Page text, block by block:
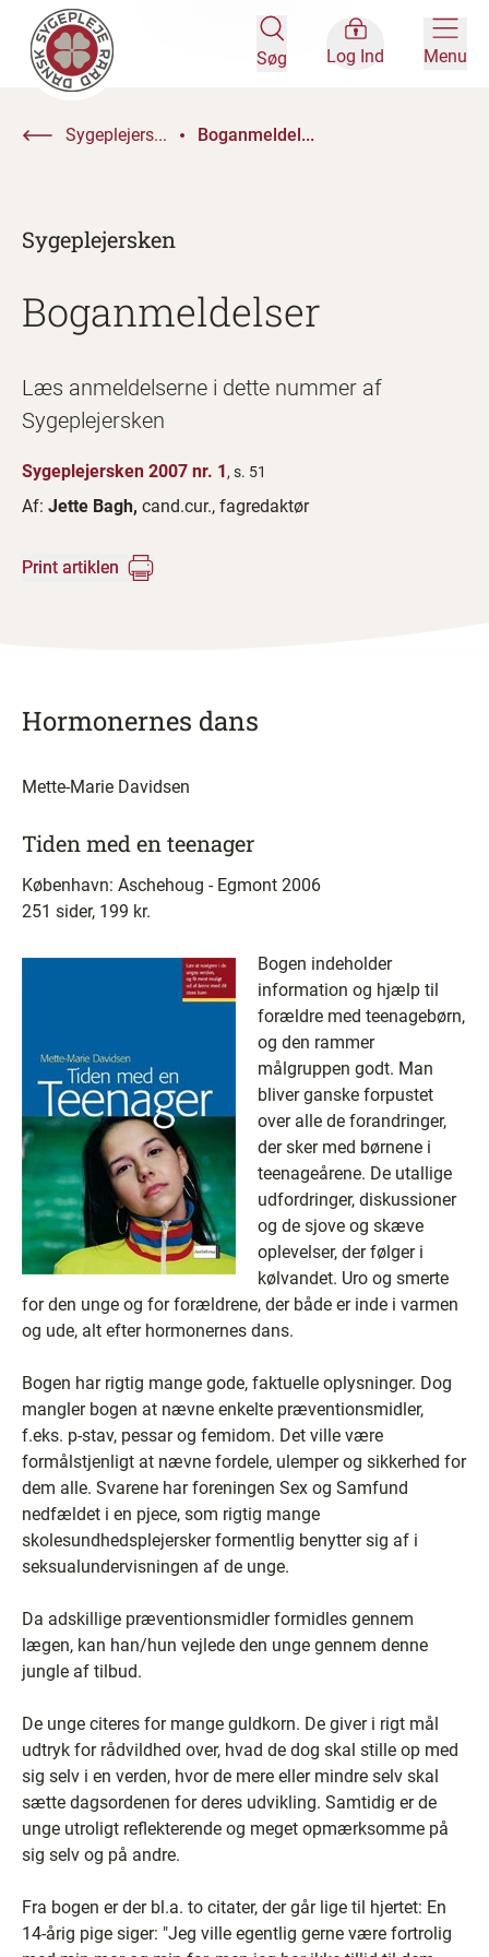
Søg Log Ind Menu
Sygeplejers... Boganmeldel...
Sygeplejersken
Boganmeldelser
Læs anmeldelserne i dette nummer af
Sygeplejersken
Sygeplejersken 2007 nr. 1, s. 51
Af: Jette Bagh, cand.cur., fagredaktør
Print artiklen
Hormonernes dans
Mette-Marie Davidsen
Tiden med en teenager
København: Aschehoug - Egmont 2006
251 sider, 199 kr.
Bogen indeholder
information og hjælp til
forældre med teenagebørn,
og den rammer
målgruppen godt. Man
bliver ganske forpustet
over alle de forandringer,
der sker med børnene i
teenageårene. De utallige
udfordringer, diskussioner
og de sjove og skæve
oplevelser, der følger i
kølvandet. Uro og smerte
for den unge og for forældrene, der både er inde i varmen
og ude, alt efter hormonernes dans.
Bogen har rigtig mange gode, faktuelle oplysninger. Dog
mangler bogen at nævne enkelte præventionsmidler,
f.eks. p-stav, pessar og femidom. Det ville være
formålstjenligt at nævne fordele, ulemper og sikkerhed for
dem alle. Svarene har foreningen Sex og Samfund
nedfældet i en pjece, som rigtig mange
skolesundhedsplejersker formentlig benytter sig af i
seksualundervisningen af de unge.
Da adskillige præventionsmidler formidles gennem
lægen, kan han/hun vejlede den unge gennem denne
jungle af tilbud.
De unge citeres for mange guldkorn. De giver i rigt mål
udtryk for rådvildhed over, hvad de dog skal stille op med
sig selv i en verden, hvor de mere eller mindre selv skal
sætte dagsordenen for deres udvikling. Samtidig er de
unge utroligt reflekterende og meget opmærksomme på
sig selv og på andre.
Fra bogen er der bl.a. to citater, der går lige til hjertet: En
14-årig pige siger: "Jeg ville egentlig gerne være fortrolig